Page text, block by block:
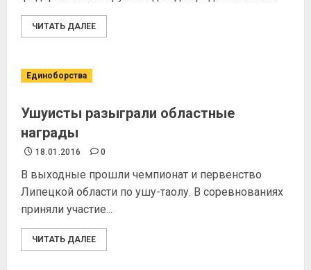
ЧИТАТЬ ДАЛЕЕ
Единоборства
Ушуисты разыграли областные
награды
18.01.2016 0
В выходные прошли чемпионат и первенство
Липецкой области по ушу-таолу. В соревнованиях
приняли участие...
ЧИТАТЬ ДАЛЕЕ